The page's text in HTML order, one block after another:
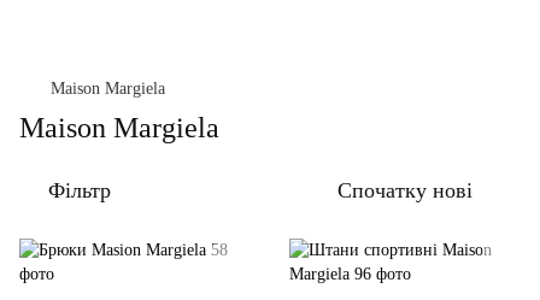
Maison Margiela
Maison Margiela
Фільтр Спочатку нові